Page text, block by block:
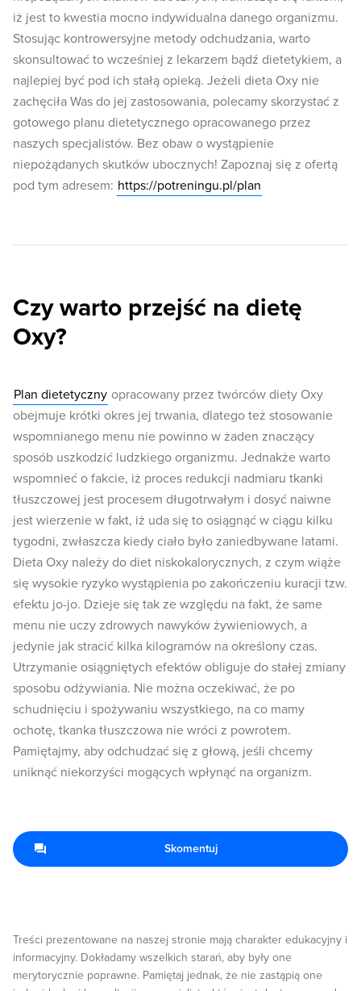
iż jest to kwestia mocno indywidualna danego organizmu.
Stosując kontrowersyjne metody odchudzania, warto
skonsultować to wcześniej z lekarzem bądź dietetykiem, a
najlepiej być pod ich stałą opieką. Jeżeli dieta Oxy nie
zachęciła Was do jej zastosowania, polecamy skorzystać z
gotowego planu dietetycznego opracowanego przez
naszych specjalistów. Bez obaw o wystąpienie
niepożądanych skutków ubocznych! Zapoznaj się z ofertą
pod tym adresem: https://potreningu.pl/plan
Czy warto przejść na dietę
Oxy?
Plan dietetyczny opracowany przez twórców diety Oxy
obejmuje krótki okres jej trwania, dlatego też stosowanie
wspomnianego menu nie powinno w żaden znaczący
sposób uszkodzić ludzkiego organizmu. Jednakże warto
wspomnieć o fakcie, iż proces redukcji nadmiaru tkanki
tłuszczowej jest procesem długotrwałym i dosyć naiwne
jest wierzenie w fakt, iż uda się to osiągnąć w ciągu kilku
tygodni, zwłaszcza kiedy ciało było zaniedbywane latami.
Dieta Oxy należy do diet niskokalorycznych, z czym wiąże
się wysokie ryzyko wystąpienia po zakończeniu kuracji tzw.
efektu jo-jo. Dzieje się tak ze względu na fakt, że same
menu nie uczy zdrowych nawyków żywieniowych, a
jedynie jak stracić kilka kilogramów na określony czas.
Utrzymanie osiągniętych efektów obliguje do stałej zmiany
sposobu odżywiania. Nie można oczekiwać, że po
schudnięciu i spożywaniu wszystkiego, na co mamy
ochotę, tkanka tłuszczowa nie wróci z powrotem.
Pamiętajmy, aby odchudzać się z głową, jeśli chcemy
uniknąć niekorzyści mogących wpłynąć na organizm.
Treści prezentowane na naszej stronie mają charakter edukacyjny i
informacyjny. Dokładamy wszelkich starań, aby były one
merytorycznie poprawne. Pamiętaj jednak, że nie zastąpią one
Skomentuj